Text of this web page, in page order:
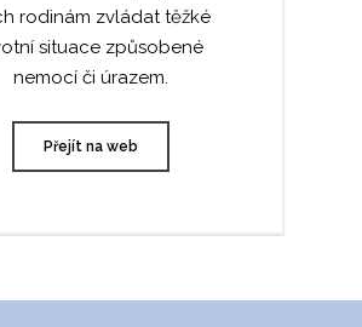
rodinám zvládat těžké
situace způsobené
nemocí či úrazem.
Přejít na web